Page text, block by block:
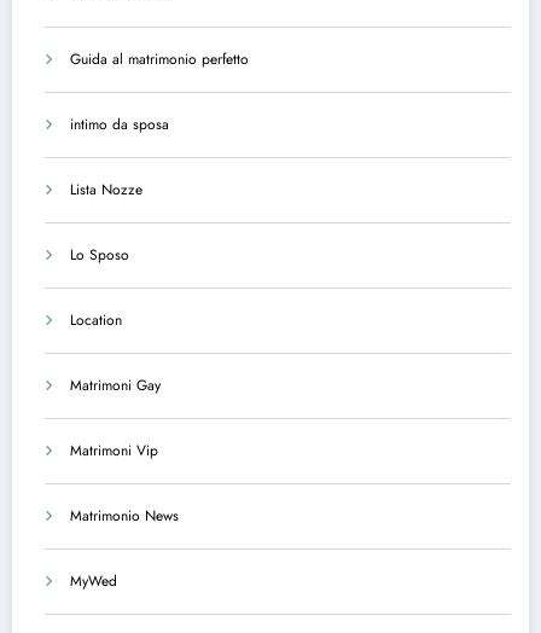
Guida al matrimonio perfetto
intimo da sposa
Lista Nozze
Lo Sposo
Location
Matrimoni Gay
Matrimoni Vip
Matrimonio News
MyWed